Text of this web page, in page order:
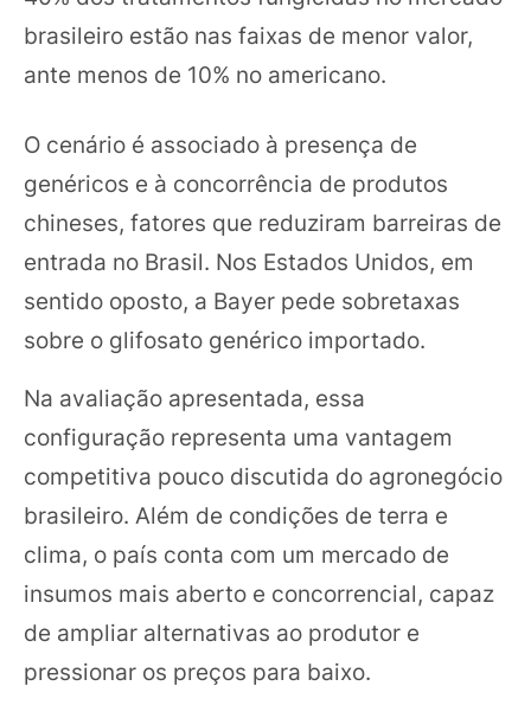
brasileiro estão nas faixas de menor valor,
ante menos de 10% no americano.
O cenário é associado à presença de
genéricos e à concorrência de produtos
chineses, fatores que reduziram barreiras de
entrada no Brasil. Nos Estados Unidos, em
sentido oposto, a Bayer pede sobretaxas
sobre o glifosato genérico importado.
Na avaliação apresentada, essa
configuração representa uma vantagem
competitiva pouco discutida do agronegócio
brasileiro. Além de condições de terra e
clima, o país conta com um mercado de
insumos mais aberto e concorrencial, capaz
de ampliar alternativas ao produtor e
pressionar os preços para baixo.